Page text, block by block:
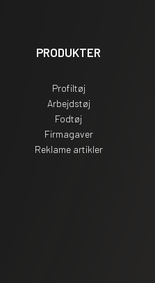
PRODUKTER
Profiltøj
Arbejdstøj
Fodtøj
Firmagaver
Reklame artikler